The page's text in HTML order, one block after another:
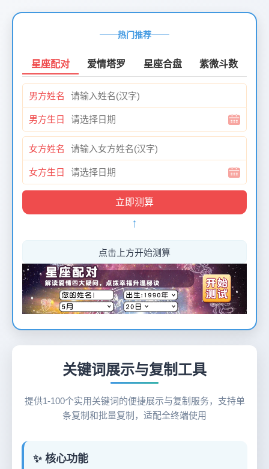
页
2026-
热门推荐
星座配对 爱情塔罗 星座合盘 紫微斗数
男方姓名
男方生日
女方姓名
女方生日
↑
点击上方开始测算
关键词展示与复制工具
提供1-100个实用关键词的便捷展示与复制服务，支持单
条复制和批量复制，适配全终端使用
✨ 核心功能